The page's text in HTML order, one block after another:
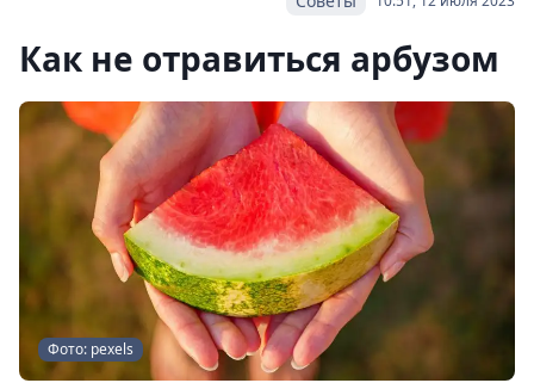
Как не отравиться арбузом
Фото: pexels